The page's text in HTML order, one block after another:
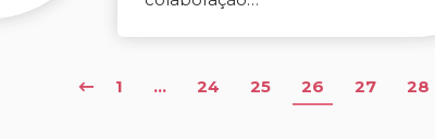
1 … 24 25 26 27 28